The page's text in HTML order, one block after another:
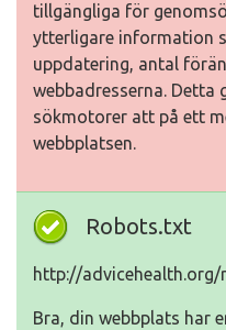
tillgängliga för
ytterligare information
uppdatering, antal
webbadresserna.
sökmotorer att på ett
webbplatsen.
Robots.txt
http://
Bra, din webbplats har